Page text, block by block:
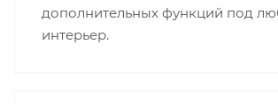
дополнительных функций под
интерьер.